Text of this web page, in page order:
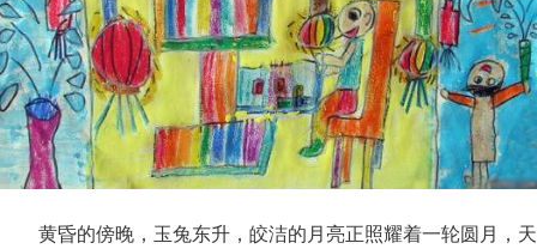
黄昏的傍晚，玉兔东升，皎洁的月亮正照耀着一轮圆月，天